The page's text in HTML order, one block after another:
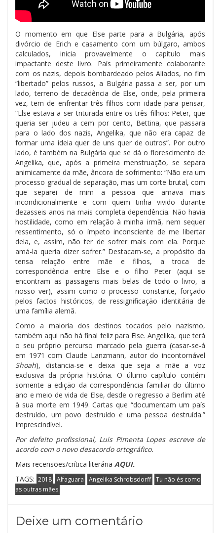
O momento em que Else parte para a Bulgária, após
divórcio de Erich e casamento com um búlgaro, ambos
calculados, inicia provavelmente o capítulo mais
impactante deste livro. País primeiramente colaborante
com os nazis, depois bombardeado pelos Aliados, no fim
“libertado” pelos russos, a Bulgária passa a ser, por um
lado, terreno de decadência de Else, onde, pela primeira
vez, tem de enfrentar três filhos com idade para pensar,
“Else estava a ser triturada entre os três filhos: Peter, que
queria ser judeu a cem por cento, Bettina, que passara
para o lado dos nazis, Angelika, que não era capaz de
formar uma ideia quer de uns quer de outros”. Por outro
lado, é também na Bulgária que se dá o florescimento de
Angelika, que, após a primeira menstruação, se separa
animicamente da mãe, âncora de sofrimento: “Não era um
processo gradual de separação, mas um corte brutal, com
que separei de mim a pessoa que amava mais
incondicionalmente e com quem tinha vivido durante
dezasseis anos na mais completa dependência. Não havia
hostilidade, como em relação à minha irmã, nem sequer
ressentimento, só o ímpeto inconsciente de me libertar
dela, e, assim, não ter de sofrer mais com ela. Porque
amá-la queria dizer sofrer.” Destacam-se, a propósito da
tensa relação entre mãe e filhos, a troca de
correspondência entre Else e o filho Peter (aqui se
encontram as passagens mais belas de todo o livro, a
nosso ver), assim como o processo constante, forçado
pelos factos históricos, de ressignificação identitária de
uma família alemã.
Como a maioria dos destinos tocados pelo nazismo,
também aqui não há final feliz para Else. Angelika, que terá
o seu próprio percurso marcado pela guerra (casar-se-á
em 1971 com Claude Lanzmann, autor do incontornável
Shoah), distancia-se e deixa que seja a mãe a voz
exclusiva da própria história. O último capítulo contém
somente a edição da correspondência familiar do último
ano e meio de vida de Else, desde o regresso a Berlim até
à sua morte em 1949. Cartas que “documentam um país
destruído, um povo destruído e uma pessoa destruída.”
Imprescindível.
Por defeito profissional, Luis Pimenta Lopes escreve de
acordo com o novo desacordo ortográfico.
Mais recensões/crítica literária AQUI.
TAGS: 2018 Alfaguara Angelika Schrobsdorff Tu não és como
as outras mães
Deixe um comentário